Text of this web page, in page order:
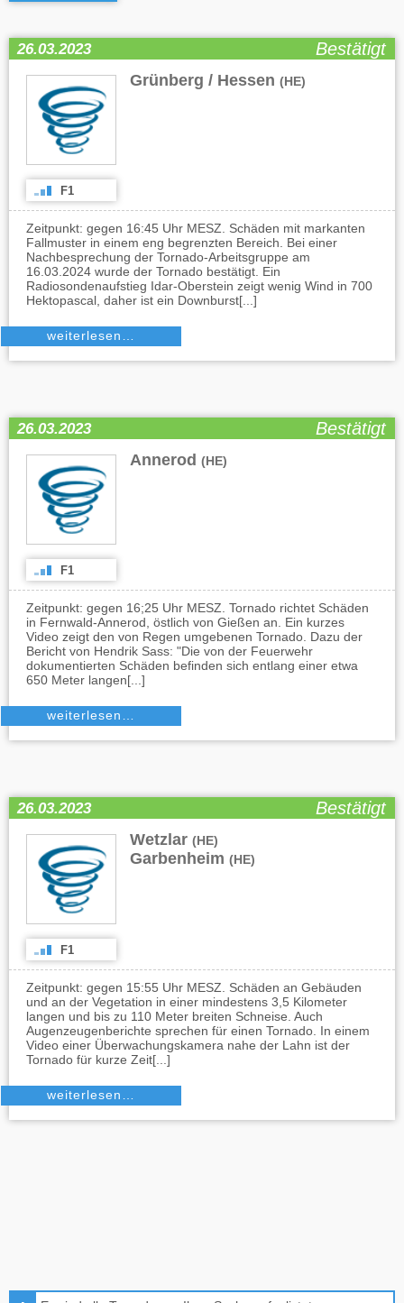
26.03.2023 Bestätigt
Grünberg / Hessen (HE)
F1
Zeitpunkt: gegen 16:45 Uhr MESZ. Schäden mit markanten
Fallmuster in einem eng begrenzten Bereich. Bei einer
Nachbesprechung der Tornado-Arbeitsgruppe am
16.03.2024 wurde der Tornado bestätigt. Ein
Radiosondenaufstieg Idar-Oberstein zeigt wenig Wind in 700
Hektopascal, daher ist ein Downburst[...]
weiterlesen…
26.03.2023 Bestätigt
Annerod (HE)
F1
Zeitpunkt: gegen 16;25 Uhr MESZ. Tornado richtet Schäden
in Fernwald-Annerod, östlich von Gießen an. Ein kurzes
Video zeigt den von Regen umgebenen Tornado. Dazu der
Bericht von Hendrik Sass: "Die von der Feuerwehr
dokumentierten Schäden befinden sich entlang einer etwa
650 Meter langen[...]
weiterlesen…
26.03.2023 Bestätigt
Wetzlar (HE)
Garbenheim (HE)
F1
Zeitpunkt: gegen 15:55 Uhr MESZ. Schäden an Gebäuden
und an der Vegetation in einer mindestens 3,5 Kilometer
langen und bis zu 110 Meter breiten Schneise. Auch
Augenzeugenberichte sprechen für einen Tornado. In einem
Video einer Überwachungskamera nahe der Lahn ist der
Tornado für kurze Zeit[...]
weiterlesen…